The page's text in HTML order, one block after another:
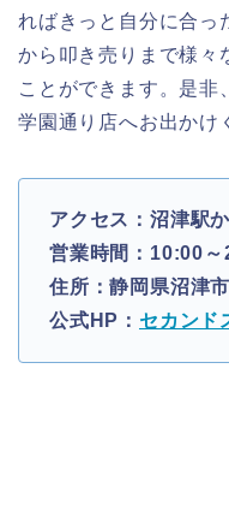
ればきっと自分に合っ
から叩き売りまで様々
ことができます。是非
学園通り店へお出かけ
アクセス：沼津駅
営業時間：10:00
住所：静岡県沼津
公式HP： セカンド